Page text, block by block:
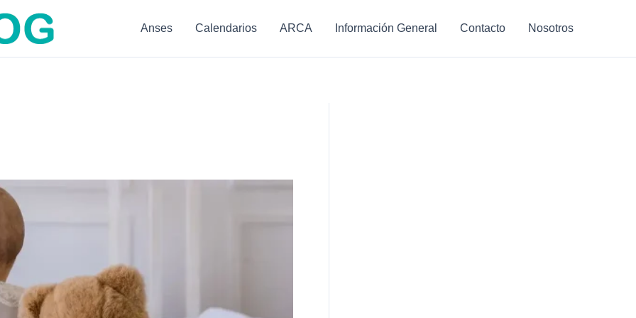
Anses Calendarios ARCA Información General Contacto Nosotros